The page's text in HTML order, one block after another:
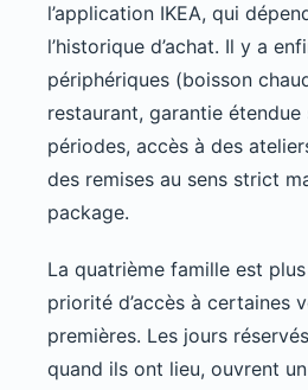
l’application IKEA, qui
l’historique d’achat. Il y a
périphériques (boisson
restaurant, garantie
périodes, accès à des
des remises au sens strict
package.
La quatrième famille est
priorité d’accès à certaines
premières. Les jours
quand ils ont lieu, ouvrent